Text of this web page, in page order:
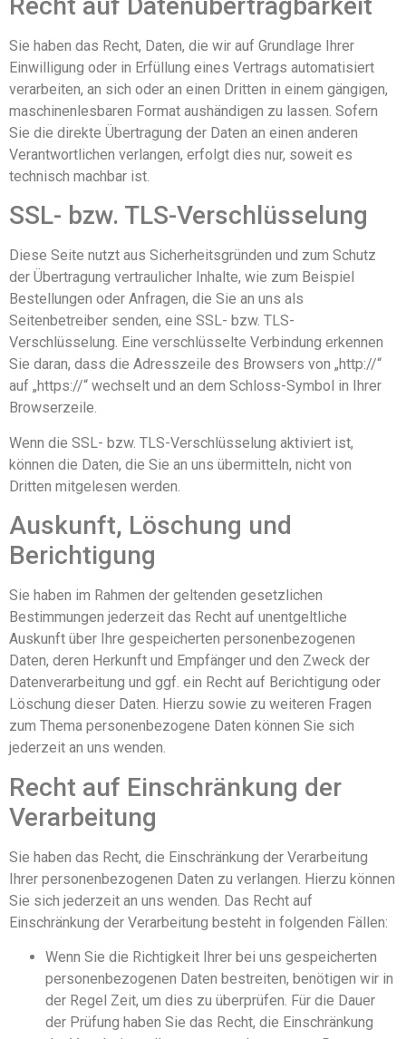
Sie haben das Recht, Daten, die wir auf Grundlage Ihrer
Einwilligung oder in Erfüllung eines Vertrags automatisiert
verarbeiten, an sich oder an einen Dritten in einem gängigen,
maschinenlesbaren Format aushändigen zu lassen. Sofern
Sie die direkte Übertragung der Daten an einen anderen
Verantwortlichen verlangen, erfolgt dies nur, soweit es
technisch machbar ist.
SSL- bzw. TLS-Verschlüsselung
Diese Seite nutzt aus Sicherheitsgründen und zum Schutz
der Übertragung vertraulicher Inhalte, wie zum Beispiel
Bestellungen oder Anfragen, die Sie an uns als
Seitenbetreiber senden, eine SSL- bzw. TLS-
Verschlüsselung. Eine verschlüsselte Verbindung erkennen
Sie daran, dass die Adresszeile des Browsers von „http://“
auf „https://“ wechselt und an dem Schloss-Symbol in Ihrer
Browserzeile.
Wenn die SSL- bzw. TLS-Verschlüsselung aktiviert ist,
können die Daten, die Sie an uns übermitteln, nicht von
Dritten mitgelesen werden.
Auskunft, Löschung und
Berichtigung
Sie haben im Rahmen der geltenden gesetzlichen
Bestimmungen jederzeit das Recht auf unentgeltliche
Auskunft über Ihre gespeicherten personenbezogenen
Daten, deren Herkunft und Empfänger und den Zweck der
Datenverarbeitung und ggf. ein Recht auf Berichtigung oder
Löschung dieser Daten. Hierzu sowie zu weiteren Fragen
zum Thema personenbezogene Daten können Sie sich
jederzeit an uns wenden.
Recht auf Einschränkung der
Verarbeitung
Sie haben das Recht, die Einschränkung der Verarbeitung
Ihrer personenbezogenen Daten zu verlangen. Hierzu können
Sie sich jederzeit an uns wenden. Das Recht auf
Einschränkung der Verarbeitung besteht in folgenden Fällen:
Wenn Sie die Richtigkeit Ihrer bei uns gespeicherten
personenbezogenen Daten bestreiten, benötigen wir in
der Regel Zeit, um dies zu überprüfen. Für die Dauer
der Prüfung haben Sie das Recht, die Einschränkung